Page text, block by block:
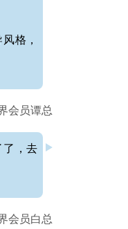
格，
会员谭总
了，去
会员白总